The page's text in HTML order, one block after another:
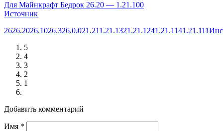
Для Майнкрафт Бедрок 26.20 — 1.21.100
Источник
2626.2026.1026.326.0.021.211.21.1321.21.1241.21.1141.21.111
5
4
3
2
1
Добавить комментарий
Имя *